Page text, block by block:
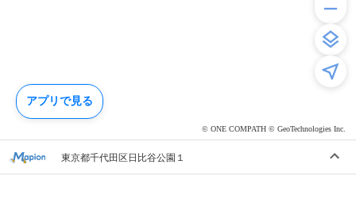
© ONE COMPATH © GeoTechnologies Inc.
東京都千代田区日比谷公園１
アプリで見る